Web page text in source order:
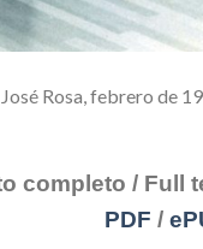
Rosa, febrero de
completo / Full
PDF /